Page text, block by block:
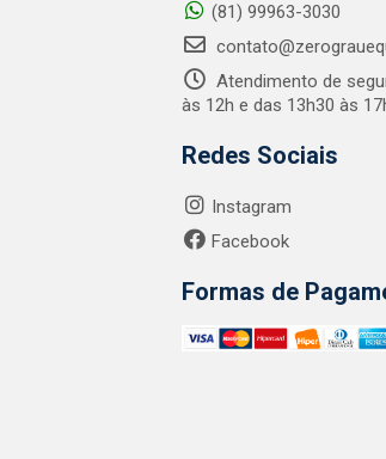
(81) 99963-3030
Atendimento de
às 12h e das 13h30 às
Redes Sociais
Instagram
Facebook
Formas de